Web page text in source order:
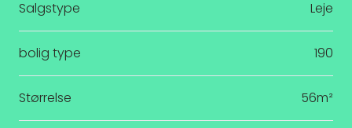
Salgstype Leje
bolig type 190
Størrelse 56m²